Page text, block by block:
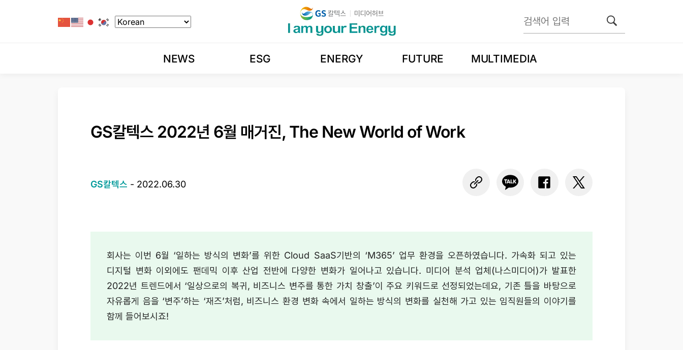
NEWS ESG ENERGY FUTURE MULTIMEDIA
GS칼텍스 2022년 6월 매거진, The New World of Work
GS칼텍스 - 2022.06.30
회사는 이번 6월 ‘일하는 방식의 변화’를 위한 Cloud SaaS기반의 ‘M365’ 업무 환경을 오픈하였습니다. 가속화 되고 있는
디지털 변화 이외에도 팬데믹 이후 산업 전반에 다양한 변화가 일어나고 있습니다. 미디어 분석 업체(나스미디어)가 발표한
2022년 트렌드에서 ‘일상으로의 복귀, 비즈니스 변주를 통한 가치 창출’이 주요 키워드로 선정되었는데요, 기존 틀을 바탕으로
자유롭게 음을 ‘변주’하는 ‘재즈’처럼, 비즈니스 환경 변화 속에서 일하는 방식의 변화를 실천해 가고 있는 임직원들의 이야기를
함께 들어보시죠!